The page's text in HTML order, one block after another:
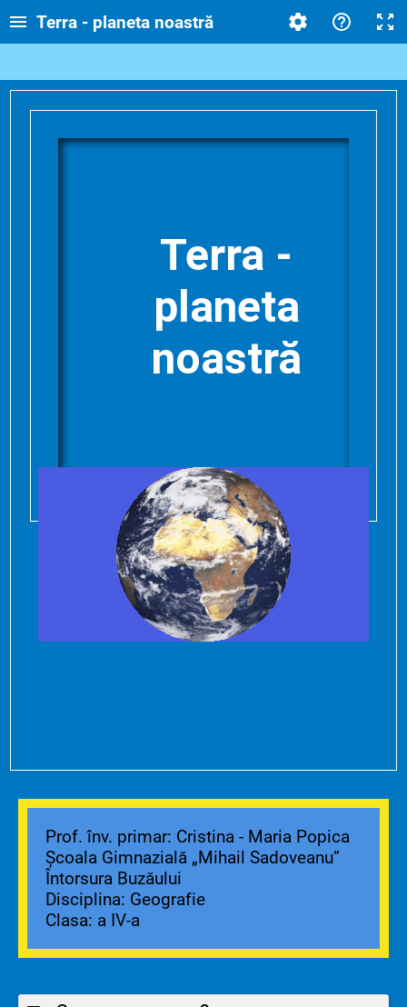
Terra - planeta noastră
Terra -
planeta
noastră
Prof. înv. primar: Cristina - Maria Popica
Școala Gimnazială „Mihail Sadoveanu”
Întorsura Buzăului
Disciplina: Geografie
Clasa: a IV-a